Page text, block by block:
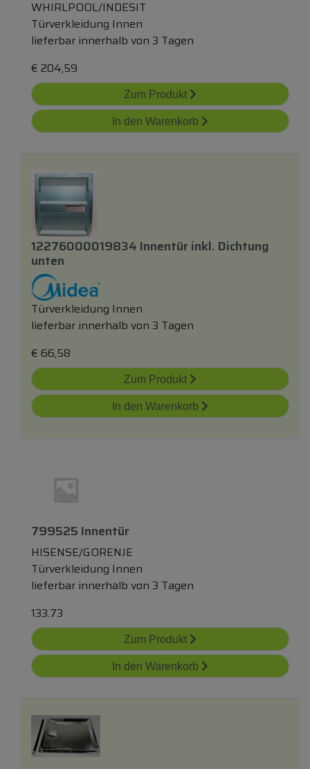
WHIRLPOOL/INDESIT
Türverkleidung Innen
lieferbar innerhalb von 3 Tagen
€ 204,59
Zum Produkt
In den Warenkorb
12276000019834 Innentürinkl. Dichtung
unten
Türverkleidung Innen
lieferbar innerhalb von 3 Tagen
€ 66,58
Zum Produkt
In den Warenkorb
799525 Innentür
HISENSE/GORENJE
Türverkleidung Innen
lieferbar innerhalb von 3 Tagen
133.73
Zum Produkt
In den Warenkorb